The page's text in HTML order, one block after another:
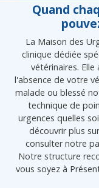
Quand
La Maison des
clinique dédiée
vétérinaires.
l'absence de votre
malade ou blessé
technique de
urgences quelles
découvrir plus
consulter notre
Notre structure
vous soyez à